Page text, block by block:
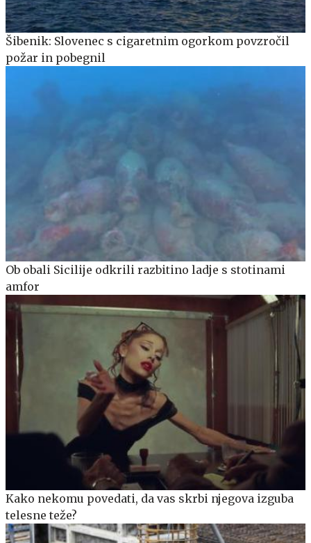
Šibenik: Slovenec s cigaretnim ogorkom povzročil
požar in pobegnil
Ob obali Sicilije odkrili razbitino ladje s stotinami
amfor
Kako nekomu povedati, da vas skrbi njegova izguba
telesne teže?